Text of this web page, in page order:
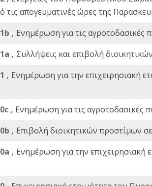
τις απογευματινές ώρες της
, Ενημέρωση για τις
, Συλλήψεις και επιβολή
, Ενημέρωση για την επιχειρησιακή
, Ενημέρωση για τις
, Επιβολή διοικητικών προστίμων
, Ενημέρωση για την